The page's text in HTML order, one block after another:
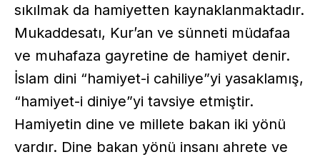
sıkılmak da hamiyetten kaynaklanmaktadır.
Mukaddesatı, Kur’an ve sünneti müdafaa
ve muhafaza gayretine de hamiyet denir.
İslam dini “hamiyet-i cahiliye”yi yasaklamış,
“hamiyet-i diniye”yi tavsiye etmiştir.
Hamiyetin dine ve millete bakan iki yönü
vardır. Dine bakan yönü insanı ahrete ve